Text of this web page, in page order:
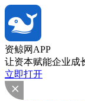
资鲸网APP
让资本赋能企业成
立即打开